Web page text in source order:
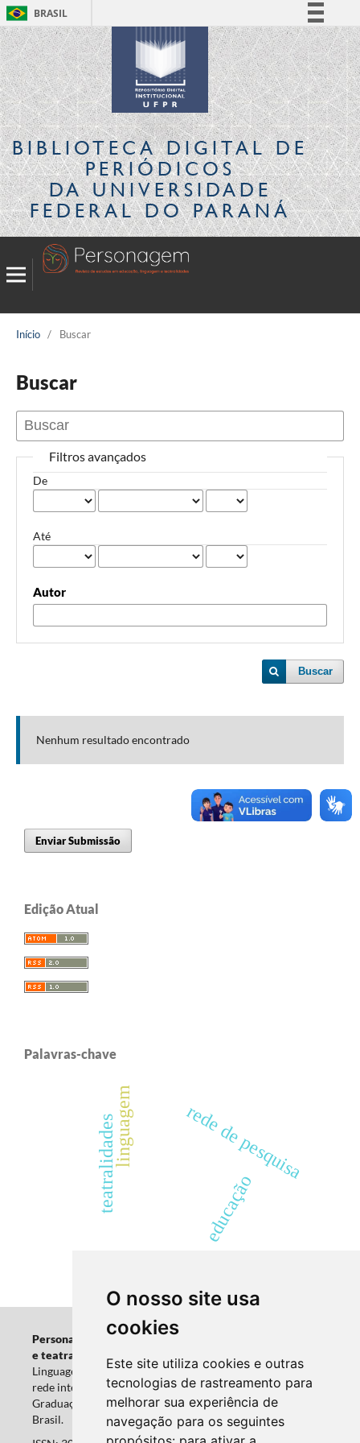
O nosso site usa
cookies
Este site utiliza cookies e outras
tecnologias de rastreamento para
melhorar sua experiência de
navegação para os seguintes
BRASIL
Simplifique!
Comunica BR
Participe
Acesso à informação
Legislação
Canais
BIBLIOTECA DIGITALDE
PERIÓDICOS
DA UNIVERSIDADE
FEDERAL DO PARANÁ
Início / Buscar
Buscar
Filtros avançados
De
Até
Autor
Buscar
Nenhum resultado encontrado
Enviar Submissão
Edição Atual
Palavras-chave
rede de pesquisa
educação
linguagem
teatralidades
Personagem: Revista de estudos em educação, linguagem
e teatralidades.
Linguagem e Teatralidades (Labelit/UFPR/CNPq); Diálogos:
rede internacional de pesquisa; Programa de Pós-
Graduação em Educação (PPGE/UFPR), Curitiba, Paraná,
Brasil.